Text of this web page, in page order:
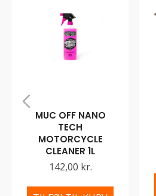
MUC OFF NANO
TECH
MOTORCYCLE
CLEANER 1L
142,00 kr.